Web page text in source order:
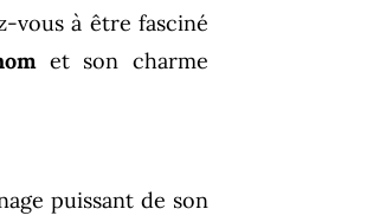
vous à être fasciné
et son charme
puissant de son